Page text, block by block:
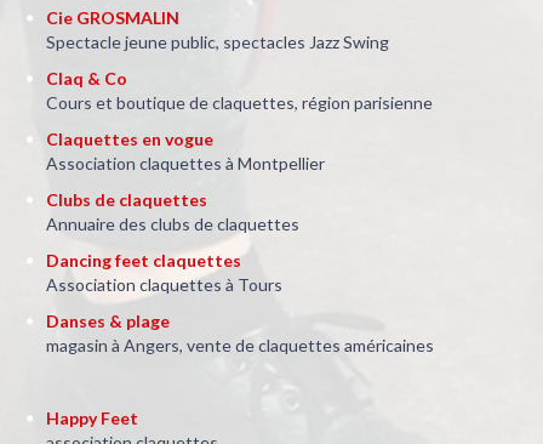
44340 BOUGUENAIS, LES COUËTS
claquettesassociees@gmail.com
02 40 65 92 01
Les sites amis
Art Of Swing
L’art du swing à la française, pour vos évènements
Breizh Jiggers
Troupe de danse irlandaises : spectacles, cours et stages.
Spectacle jeune public, spectacles Jazz Swing